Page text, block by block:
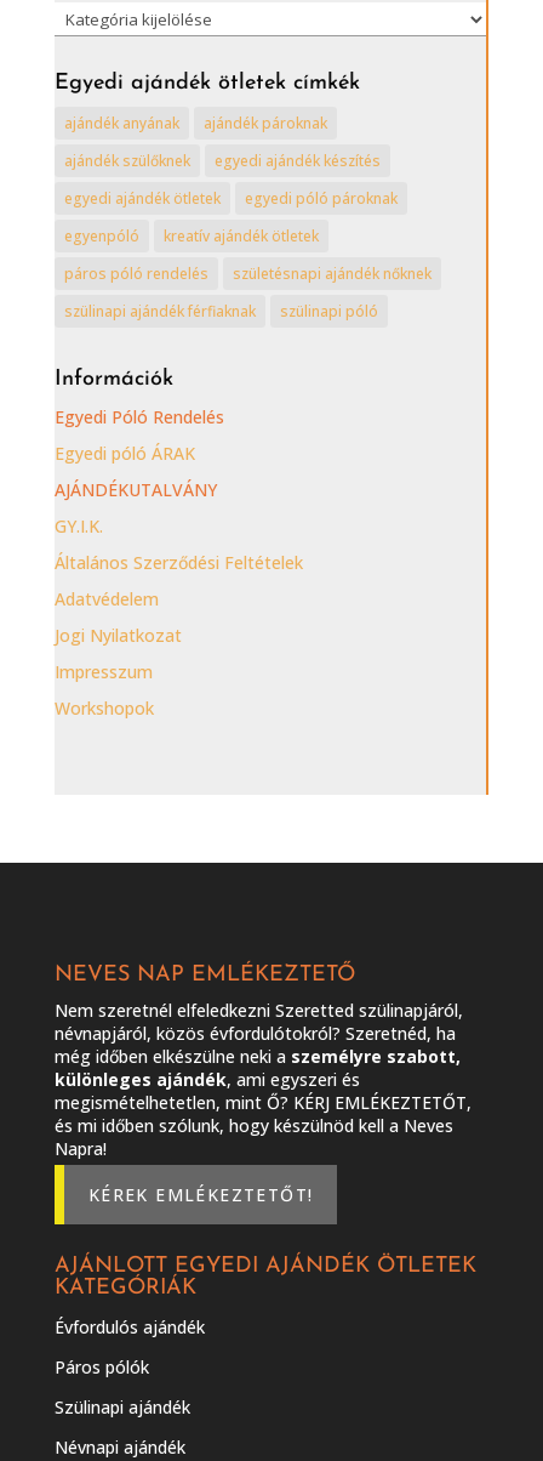
Egyedi
ajándék
ötletek
kategóriái
Egyedi ajándék ötletek címkék
ajándék anyának
ajándék pároknak
ajándék szülőknek
egyedi ajándék készítés
egyedi ajándék ötletek
egyedi póló pároknak
egyenpóló
kreatív ajándék ötletek
páros póló rendelés
születésnapi ajándék nőknek
szülinapi ajándék férfiaknak
szülinapi póló
Információk
Egyedi Póló Rendelés
Egyedi póló ÁRAK
AJÁNDÉKUTALVÁNY
GY.I.K.
Általános Szerződési Feltételek
Adatvédelem
Jogi Nyilatkozat
Impresszum
Workshopok
NEVES NAP EMLÉKEZTETŐ
Nem szeretnél elfeledkezni Szeretted szülinapjáról,
névnapjáról, közös évfordulótokról? Szeretnéd, ha
még időben elkészülne neki a személyre szabott,
különleges ajándék, ami egyszeri és
megismételhetetlen, mint Ő? KÉRJ EMLÉKEZTETŐT,
és mi időben szólunk, hogy készülnöd kell a Neves
Napra!
KÉREK EMLÉKEZTETŐT!
AJÁNLOTT EGYEDI AJÁNDÉK ÖTLETEK
KATEGÓRIÁK
Évfordulós ajándék
Páros pólók
Szülinapi ajándék
Névnapi ajándék